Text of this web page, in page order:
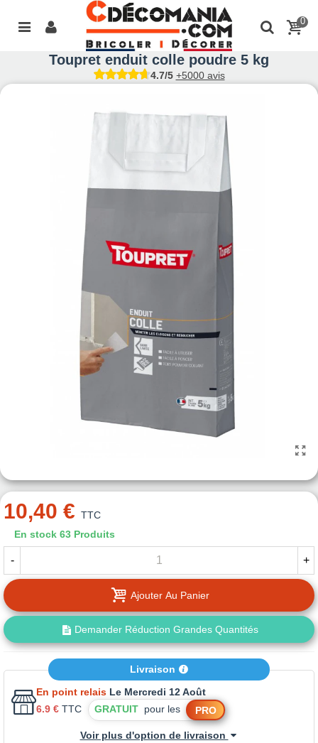
0
Toupret enduit colle poudre 5 kg
4.7/5 +5000 avis
10,40 € TTC
En stock 63 Produits
- +
Ajouter Au Panier
Demander Réduction Grandes Quantités
Livraison
En point relais Le Mercredi 12 Août
6.9 € TTC GRATUIT pour les PRO
Voir plus d'option de livraison